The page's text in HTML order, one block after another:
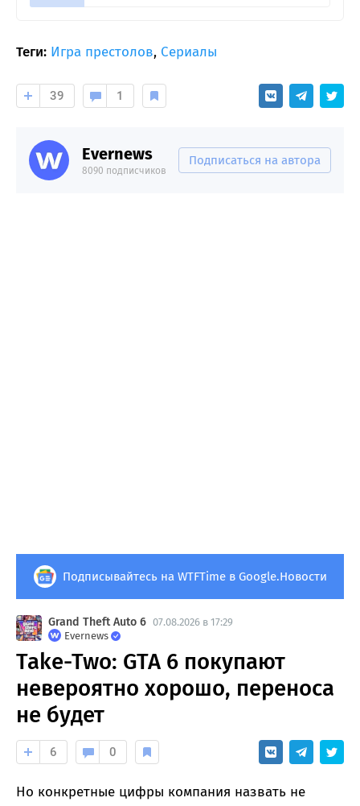
Теги: Игра престолов, Сериалы
39 1
Evernews
8090 подписчиков
Подписаться на автора
Подписывайтесь на WTFTime в Google.Новости
Grand Theft Auto 6 07.08.2026 в 17:29
Evernews
Take-Two: GTA 6 покупают
невероятно хорошо, переноса
не будет
6 0
Но конкретные цифры компания назвать не